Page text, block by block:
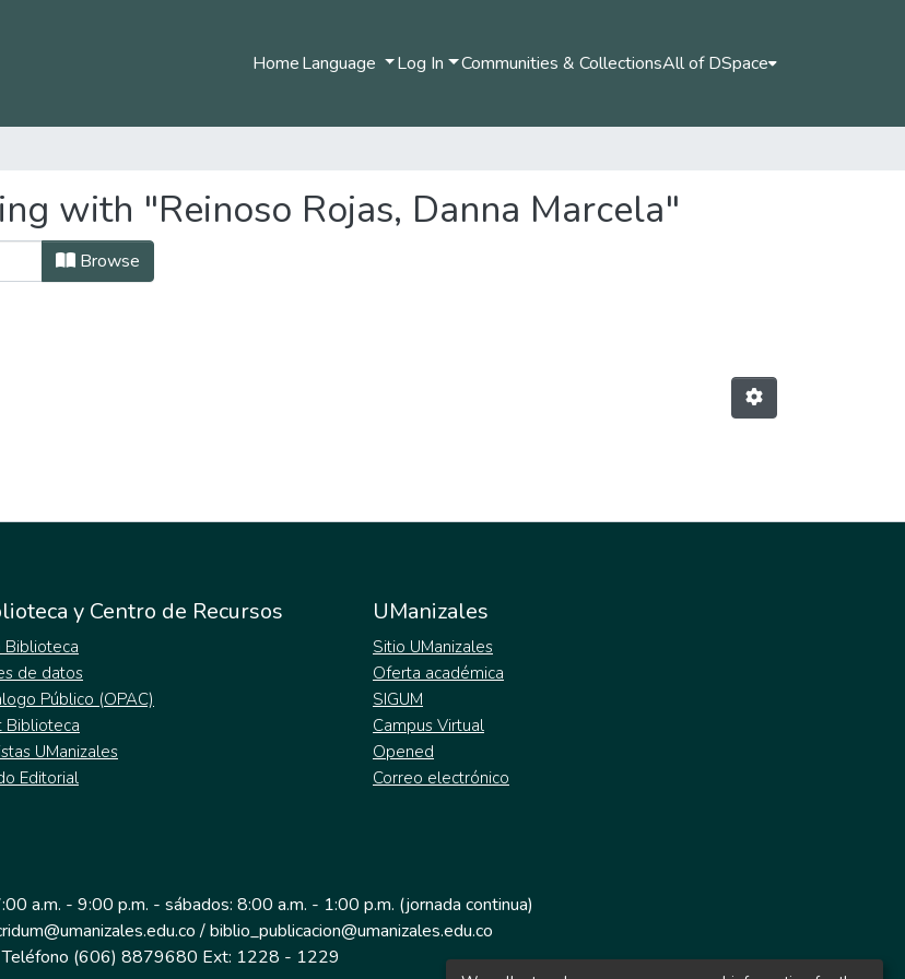
HomeLanguage Log In Communities & CollectionsAll of DSpace
with "Reinoso Rojas, Danna Marcela"
Browse
y Centro de Recursos
Biblioteca
de datos
Público (OPAC)
Biblioteca
UManizales
Editorial
UManizales
Sitio UManizales
Oferta académica
SIGUM
Campus Virtual
Opened
Correo electrónico
a.m. - 9:00 p.m. - sábados: 8:00 a.m. - 1:00 p.m. (jornada continua)
/ biblio_publicacion@umanizales.edu.co
Teléfono (606) 8879680 Ext: 1228 - 1229